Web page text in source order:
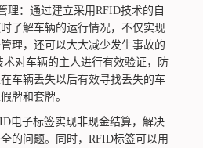
：通过建立采用RFID技术的自
了解车辆的运行情况，不仅实现
理，还可以大大减少发生事故的
术对车辆的主人进行有效验证，防
车辆丢失以后有效寻找丢失的车
牌和套牌。
电子标签实现非现金结算，解决
的问题。同时，RFID标签可以用